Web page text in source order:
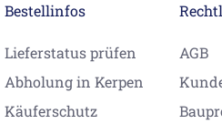
Bestellinfos
Lieferstatus prüfen
Abholung in Kerpen
Käuferschutz
AGB